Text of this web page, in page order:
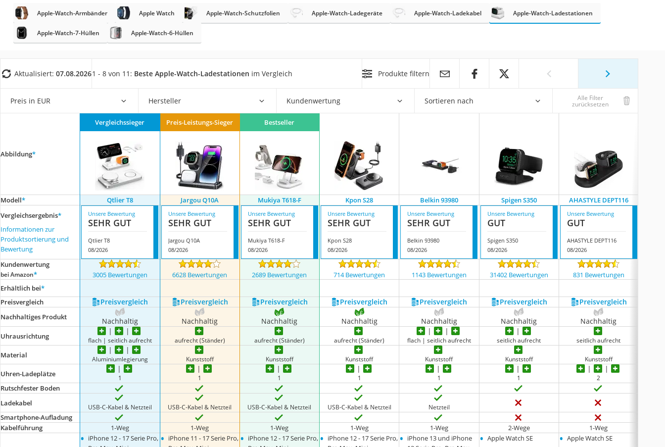
Satellitenschüssel
Gaming-Headset
Schnurloses Telefon
Ladekabel Typ 2 Schuko
Acer Aspire
Service
Apple-Watch-Armbänder Apple Watch Apple-Watch-Schutzfolien Apple-Watch-Ladegeräte Apple-Watch-Ladekabel Apple-Watch-Ladestationen
Apple-Watch-7-Hüllen Apple-Watch-6-Hüllen
Aktualisiert: 07.08.20261 - 8 von 11: Beste Apple-Watch-Ladestationen im Vergleich Produkte filtern
Preis in EUR Hersteller Kundenwertung Sortieren nach Alle Filter
zurücksetzen
Abbildung*
Vergleichssieger Preis-Leistungs-Sieger Bestseller
Modell* Qtlier T8 Jargou Q10A Mukiya T618-F Kpon S28 Belkin 93980 Spigen S350 AHASTYLE DEPT116
Vergleichsergebnis*
Informationen zur
Produktsortierung und
Bewertung
Unsere Bewertung
SEHR GUT
Qtlier T8
08/2026
Unsere Bewertung
SEHR GUT
Jargou Q10A
08/2026
Unsere Bewertung
SEHR GUT
Mukiya T618-F
08/2026
Unsere Bewertung
SEHR GUT
Kpon S28
08/2026
Unsere Bewertung
SEHR GUT
Belkin 93980
08/2026
Unsere Bewertung
GUT
Spigen S350
08/2026
Unsere Bewertung
GUT
AHASTYLE DEPT116
08/2026
Kundenwertung
bei Amazon* 3005 Bewertungen 6628 Bewertungen 2689 Bewertungen 714 Bewertungen 1143 Bewertungen 31402 Bewertungen 831 Bewertungen
Erhältlich bei*
Preis­vergleich
Preis­vergleich Preis­vergleich Preis­vergleich Preis­vergleich Preis­vergleich Preis­vergleich Preis­vergleich
Nachhaltiges Produkt Nachhaltig Nachhaltig Nachhaltig Nachhaltig Nachhaltig Nachhaltig Nachhaltig
Uhrausrichtung flach | seitlich aufrecht aufrecht (Ständer) aufrecht (Ständer) aufrecht (Ständer) flach | seitlich aufrecht seitlich aufrecht seitlich aufrecht
Material Aluminiumlegierung Kunststoff Kunststoff Kunststoff Kunststoff Kunststoff Kunststoff
Uhren-Ladeplätze
1 1 1 1 1 1 2
Rutschfester Boden
Ladekabel
USB-C-Kabel & Netzteil USB-C-Kabel & Netzteil USB-C-Kabel & Netzteil USB-C-Kabel & Netzteil Netzteil
Smartphone-Aufladung
Kabelführung
1-Weg 1-Weg 1-Weg 1-Weg 1-Weg 2-Wege 1-Weg
• iPhone 12 - 17 Serie Pro, • iPhone 11 - 17 Serie Pro,• iPhone 12 - 17 Serie Pro,• iPhone 12 - 17 Serie Pro,• iPhone 13 und iPhone
• Apple Watch SE • Apple Watch SE